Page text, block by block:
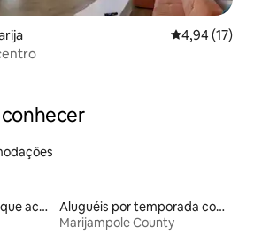
4,94 de uma
4,94 (17)
Aluguéis de espaços que aceitam animais de estimação
Aluguéis por temporada com banheira de hidromassagem
Marijampole County